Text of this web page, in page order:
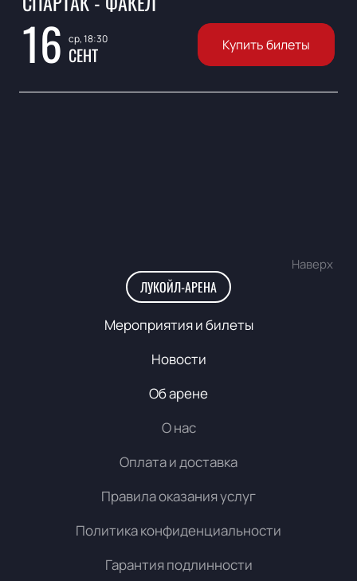
16 ср, 18:30
СЕНТ Купить билеты
Наверх
ЛУКОЙЛ-АРЕНА
Мероприятия и билеты
Новости
Об арене
О нас
Оплата и доставка
Правила оказания услуг
Политика конфиденциальности
Гарантия подлинности